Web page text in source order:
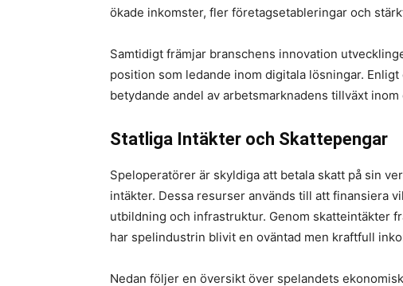
ökade inkomster, fler företagsetableringar och
Samtidigt främjar branschens innovation
position som ledande inom digitala lösningar.
betydande andel av arbetsmarknadens tillväxt
Statliga Intäkter och Skattepengar
Speloperatörer är skyldiga att betala skatt på sin
intäkter. Dessa resurser används till att finansiera
utbildning och infrastruktur. Genom skatteintäkter
har spelindustrin blivit en oväntad men kraftfull
Nedan följer en översikt över spelandets